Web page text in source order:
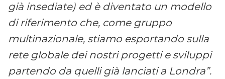
già insediate) ed è diventato un modello
di riferimento che, come gruppo
multinazionale, stiamo esportando sulla
rete globale dei nostri progetti e sviluppi
partendo da quelli già lanciati a Londra”.